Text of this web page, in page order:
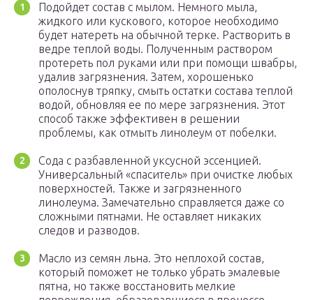
Подойдет состав с мылом. Немного мыла,
жидкого или кускового, которое необходимо
будет натереть на обычной терке. Растворить в
ведре теплой воды. Полученным раствором
протереть пол руками или при помощи швабры,
удалив загрязнения. Затем, хорошенько
ополоснув тряпку, смыть остатки состава теплой
водой, обновляя ее по мере загрязнения. Этот
способ также эффективен в решении
проблемы, как отмыть линолеум от побелки.
Сода с разбавленной уксусной эссенцией.
Универсальный «спаситель» при очистке любых
поверхностей. Также и загрязненного
линолеума. Замечательно справляется даже со
сложными пятнами. Не оставляет никаких
следов и разводов.
Масло из семян льна. Это неплохой состав,
который поможет не только убрать эмалевые
пятна, но также восстановить мелкие